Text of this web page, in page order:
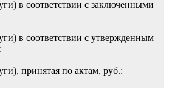
в соответствии с заключенными
в соответствии с утвержденным
принятая по актам, руб.: